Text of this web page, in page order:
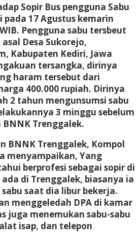
Sopir Bus pengguna Sabu
17 Agustus kemarin
Pengguna sabu tersbeut
Desa Sukorejo,
Kabupaten Kediri, Jawa
tersangka, dirinya
haram tersebut dari
400.000 rupiah. Dirinya
2 tahun mengunsumsi sabu
3 minggu sebelum
Trenggalek.
BNNK Trenggalek, Kompol
menyampaikan, Yang
berprofesi sebagai sopir di
di Trenggalek, biasanya ia
saat dia libur bekerja.
menggeledah DPA di kamar
juga menemukan sabu-sabu
isap, dan telepon